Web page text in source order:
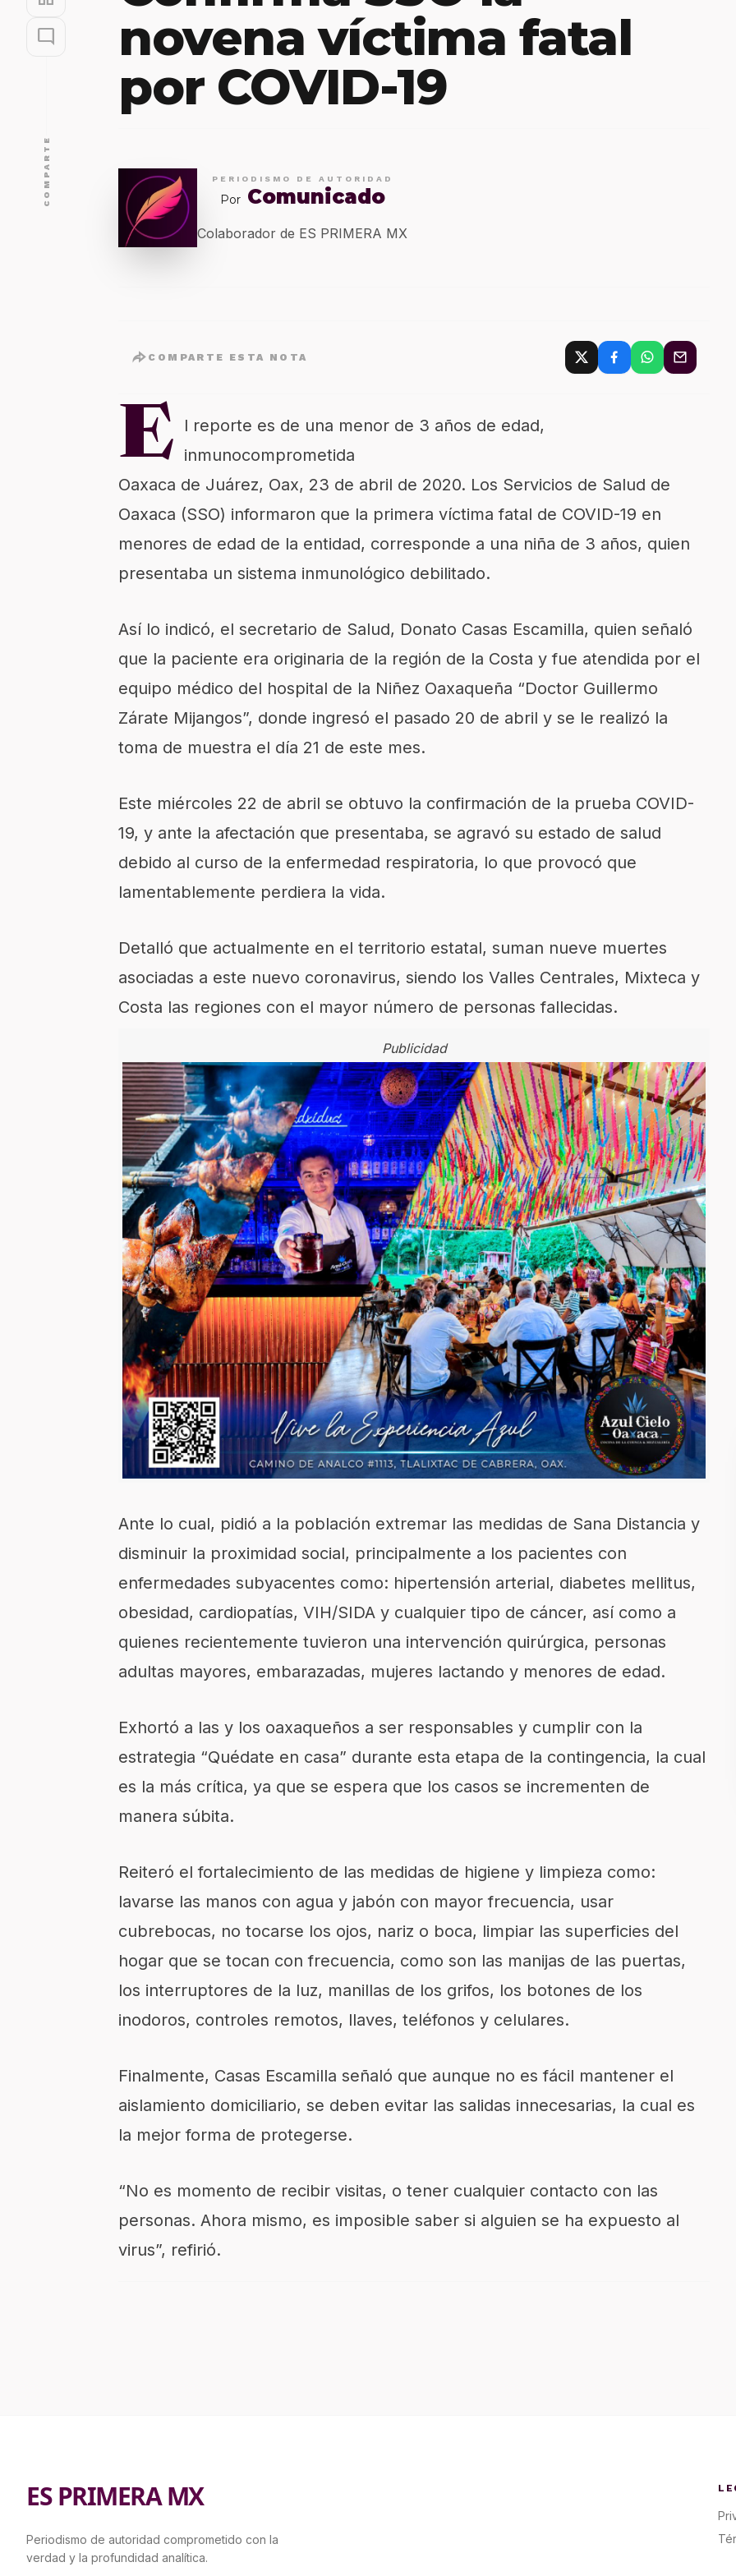
mode_comment
COMPARTE
novena víctima fatal
por COVID-19
PERIODISMO DE AUTORIDAD
Por Comunicado
Colaborador de ES PRIMERA MX
COMPARTE ESTA NOTA
E
l reporte es de una menor de 3 años de edad,
inmunocomprometida
Oaxaca de Juárez, Oax, 23 de abril de 2020. Los Servicios de Salud de
Oaxaca (SSO) informaron que la primera víctima fatal de COVID-19 en
menores de edad de la entidad, corresponde a una niña de 3 años, quien
presentaba un sistema inmunológico debilitado.
Así lo indicó, el secretario de Salud, Donato Casas Escamilla, quien señaló
que la paciente era originaria de la región de la Costa y fue atendida por el
equipo médico del hospital de la Niñez Oaxaqueña “Doctor Guillermo
Zárate Mijangos”, donde ingresó el pasado 20 de abril y se le realizó la
toma de muestra el día 21 de este mes.
Este miércoles 22 de abril se obtuvo la confirmación de la prueba COVID-
19, y ante la afectación que presentaba, se agravó su estado de salud
debido al curso de la enfermedad respiratoria, lo que provocó que
lamentablemente perdiera la vida.
Detalló que actualmente en el territorio estatal, suman nueve muertes
asociadas a este nuevo coronavirus, siendo los Valles Centrales, Mixteca y
Costa las regiones con el mayor número de personas fallecidas.
Publicidad
Ante lo cual, pidió a la población extremar las medidas de Sana Distancia y
disminuir la proximidad social, principalmente a los pacientes con
enfermedades subyacentes como: hipertensión arterial, diabetes mellitus,
obesidad, cardiopatías, VIH/SIDA y cualquier tipo de cáncer, así como a
quienes recientemente tuvieron una intervención quirúrgica, personas
adultas mayores, embarazadas, mujeres lactando y menores de edad.
Exhortó a las y los oaxaqueños a ser responsables y cumplir con la
estrategia “Quédate en casa” durante esta etapa de la contingencia, la cual
es la más crítica, ya que se espera que los casos se incrementen de
manera súbita.
Reiteró el fortalecimiento de las medidas de higiene y limpieza como:
lavarse las manos con agua y jabón con mayor frecuencia, usar
cubrebocas, no tocarse los ojos, nariz o boca, limpiar las superficies del
hogar que se tocan con frecuencia, como son las manijas de las puertas,
los interruptores de la luz, manillas de los grifos, los botones de los
inodoros, controles remotos, llaves, teléfonos y celulares.
Finalmente, Casas Escamilla señaló que aunque no es fácil mantener el
aislamiento domiciliario, se deben evitar las salidas innecesarias, la cual es
la mejor forma de protegerse.
“No es momento de recibir visitas, o tener cualquier contacto con las
personas. Ahora mismo, es imposible saber si alguien se ha expuesto al
virus”, refirió.
ES PRIMERA MX
Periodismo de autoridad comprometido con la
verdad y la profundidad analítica.